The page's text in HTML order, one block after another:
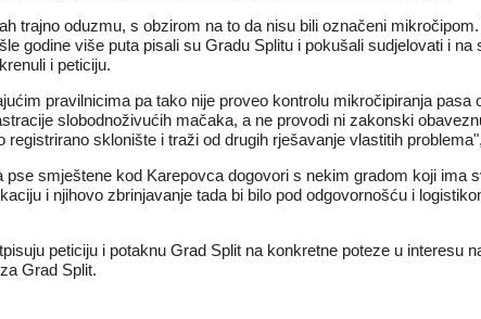
trajno oduzmu, s obzirom na to da nisu bili označeni
godine više puta pisali su Gradu Splitu i pokušali sudjelovati i
i peticiju.
pravilnicima pa tako nije proveo kontrolu mikročipiranja
slobodnoživućih mačaka, a ne provodi ni zakonski
sklonište i traži od drugih rješavanje vlastitih
smještene kod Karepovca dogovori s nekim gradom koji ima
i njihovo zbrinjavanje tada bi bilo pod odgovornošću i
peticiju i potaknu Grad Split na konkretne poteze u interesu
Grad Split.